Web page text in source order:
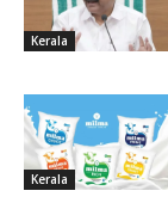
Kerala
Kerala